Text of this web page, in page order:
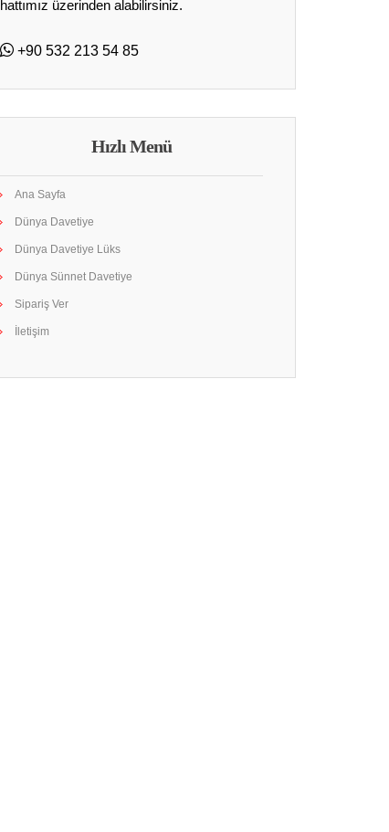
hattımız üzerinden alabilirsiniz.
+90 532 213 54 85
Hızlı Menü
Ana Sayfa
Dünya Davetiye
Dünya Davetiye Lüks
Dünya Sünnet Davetiye
Sipariş Ver
İletişim